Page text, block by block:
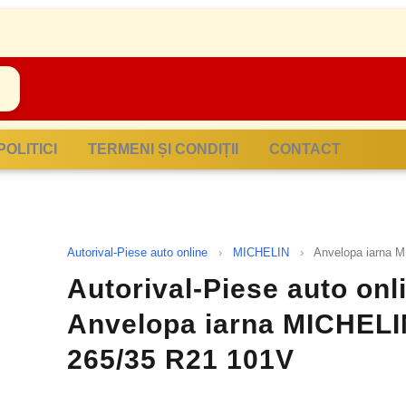
POLITICI TERMENI ȘI CONDIȚII CONTACT
Autorival-Piese auto online › MICHELIN › Anvelopa iarna
Autorival-Piese auto
Anvelopa iarna
265/35 R21 101V